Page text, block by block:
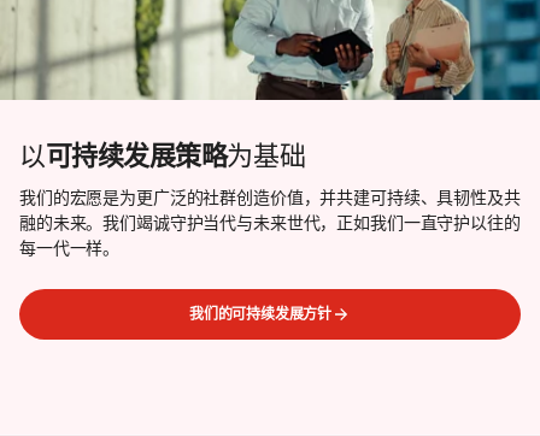
以可持续发展策略为基础
我们的宏愿是为更广泛的社群创造价值，并共建可持续、具韧性及共
融的未来。我们竭诚守护当代与未来世代，正如我们一直守护以往的
每一代一样。
我们的可持续发展方针